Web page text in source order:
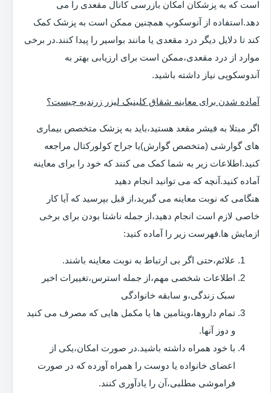
است که به پزشکان امکان بازرسی کانال مقعدی را می
دهد.استفاده از آنوسکوپ همچنین ممکن است به پزشک کمک
کند تا دلایل دیگر درد مقعدی یا مانند بواسیر را پیدا کنند.در برخی
موارد از درد مقعدی،ممکن است برای ارزیابی بهتر به
آندوسکوپی نیاز داشته باشید.
آماده شدن برای معاینه شقاق کلینیک لیزر زرندیه چیست؟
اگر مبتلا به فیشر مقعد هستید،باید به پزشک متخصص بیماری
های گوارشی (متخصص گوارش)یا جراح کولورکتال مراجعه
کنید.اطلاعات زیر به شما کمک می کنند که خود را برای معاینه
آماده کنید.آنچه که می توانید انجام دهید
هنگامی که نوبت معاینه می گیرید،از قبل بپرسید که آیا کار
خاصی لازم است انجام دهید،از جمله ناشتا بودن برای برخی
ازمایش ها.فهرست زیر را آماده کنید:
علائم،حتی اگر بی ارتباط به نوبت معاینه باشند.
اطلاعات شخصی مهم،از جمله استرس،تغییرات اخیر
سبک زندگی،و سابقه خانوادگی
تمام داروها،ویتامین ها یا مکمل هایی که مصرف می کنید
و دوز آنها.
با خود همراه داشته باشید.در صورت امکان،یکی از
اعضای خانواده یا دوست را همراه آورده که در صورت
فراموشی مطلبی،آن را یادآوری کنند.